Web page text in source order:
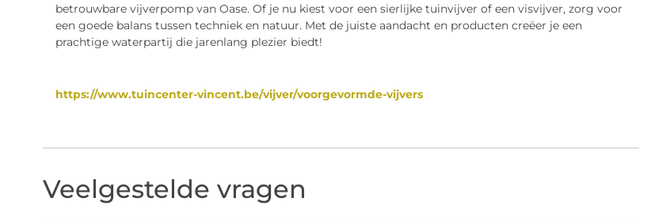
betrouwbare vijverpomp van Oase. Of je nu kiest voor een sierlijke tuinvijver of een visvijver, zorg voor
een goede balans tussen techniek en natuur. Met de juiste aandacht en producten creëer je een
prachtige waterpartij die jarenlang plezier biedt!
https://www.tuincenter-vincent.be/vijver/voorgevormde-vijvers
Veelgestelde vragen